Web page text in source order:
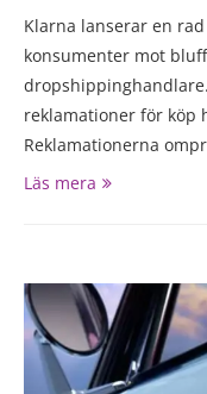
Klarna lanserar en
konsumenter mot
reklamationer för köp
Reklamationerna
Läs mera